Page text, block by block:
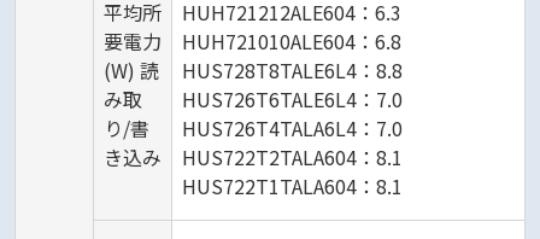
平均所
要電力
(W) 読
み取
り/書
き込み
HUH721212ALE604：6.3
HUH721010ALE604：6.8
HUS728T8TALE6L4：8.8
HUS726T6TALE6L4：7.0
HUS726T4TALA6L4：7.0
HUS722T2TALA604：8.1
HUS722T1TALA604：8.1